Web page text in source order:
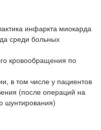
инфаркта миокарда
среди больных
кровообращения по
в том числе у пациентов
(после операций на
шунтирования)